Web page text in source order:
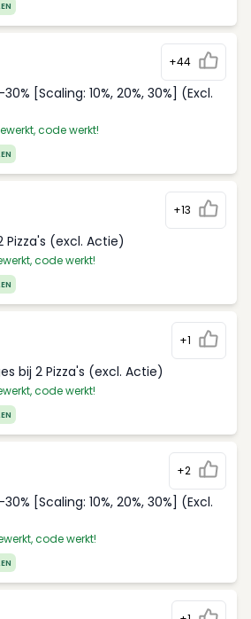
+44
[Scaling: 10%, 20%, 30%] (Excl.
code werkt!
+13
Pizza's (excl. Actie)
code werkt!
+1
bij 2 Pizza's (excl. Actie)
code werkt!
+2
[Scaling: 10%, 20%, 30%] (Excl.
code werkt!